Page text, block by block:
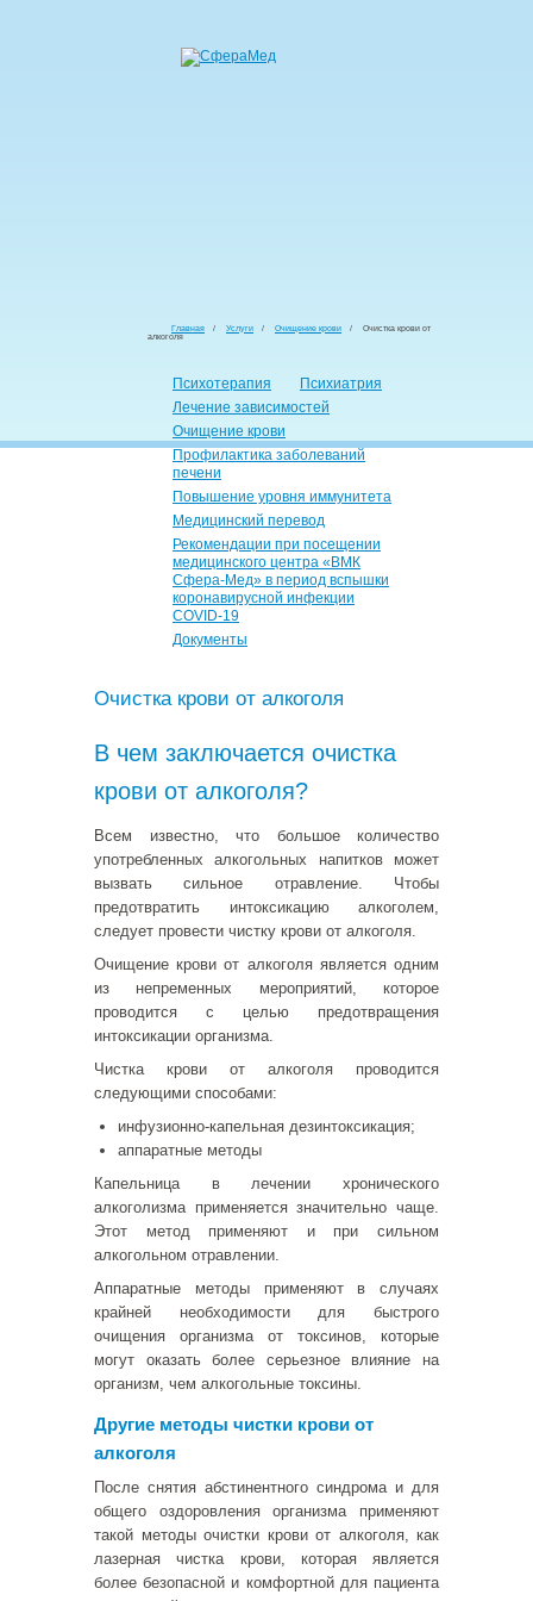
Главная / Услуги / Очищение крови /
Очистка крови от
алкоголя
Психотерапия
Психиатрия
Лечение зависимостей
Очищение крови
Профилактика заболеваний
печени
Повышение уровня иммунитета
Медицинский перевод
Рекомендации при посещении
медицинского центра «ВМК
Сфера-Мед» в период вспышки
коронавирусной инфекции
COVID-19
Документы
Очистка крови от алкоголя
В чем заключается очистка
крови от алкоголя?
Всем известно, что большое количество
употребленных алкогольных напитков может
вызвать сильное отравление. Чтобы
предотвратить интоксикацию алкоголем,
следует провести чистку крови от алкоголя.
Очищение крови от алкоголя является одним
из непременных мероприятий, которое
проводится с целью предотвращения
интоксикации организма.
Чистка крови от алкоголя проводится
следующими способами:
инфузионно-капельная дезинтоксикация;
аппаратные методы
Капельница в лечении хронического
алкоголизма применяется значительно чаще.
Этот метод применяют и при сильном
алкогольном отравлении.
Аппаратные методы применяют в случаях
крайней необходимости для быстрого
очищения организма от токсинов, которые
могут оказать более серьезное влияние на
организм, чем алкогольные токсины.
Другие методы чистки крови от
алкоголя
После снятия абстинентного синдрома и для
общего оздоровления организма применяют
такой методы очистки крови от алкоголя, как
лазерная чистка крови, которая является
более безопасной и комфортной для пациента